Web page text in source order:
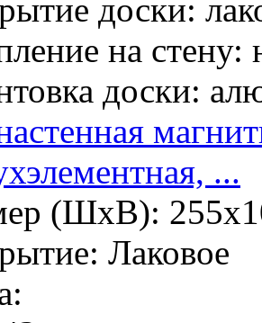
доски:
на стену:
доски:
...
(ШхВ):
Лаковое